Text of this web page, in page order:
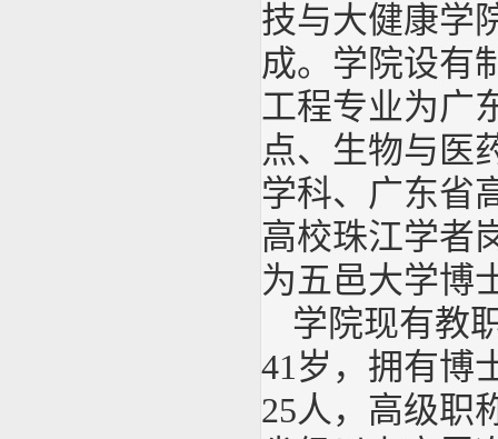
技与大健康学
成。学院设有
工程专业为广
点、生物与医
学科、广东省
高校珠江学者
为五邑大学博
学院现有教
41岁，拥有博
25人，高级职